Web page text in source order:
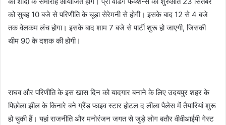
को सुबह 10 बजे से परिणीति के चूड़ा सेरेमनी से होगी। इसके बाद 12 से 4 बजे
तक वेलकम लंच होगा। इसके बाद शाम 7 बजे से पार्टी शुरू हो जाएगी, जिसकी
थीम 90 के दशक की होगी।
राघव और परिणीति के इस खास दिन को यादगार बनाने के लिए उदयपुर शहर के
पिछोला झील के किनारे बने ग्रैंड फाइव स्टार होटल द लीला पैलेस में तैयारियां शुरू
हो चुकी हैं। यहां राजनीति और मनोरंजन जगत से जुड़े लोग बतौर वीवीआईपी गेस्ट